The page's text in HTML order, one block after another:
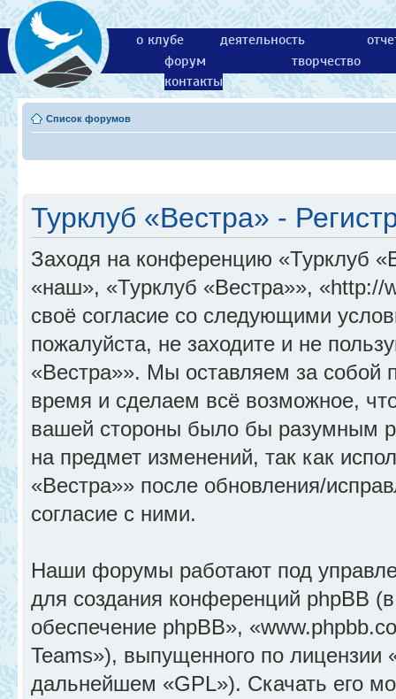
о клубе деятельность
форум
творчество
контакты
Список форумов
Турклуб «Вестра» -
Заходя на конференцию «Турклуб
«наш», «Турклуб «Вестра»»,
своё согласие со следующими
пожалуйста, не заходите и не
«Вестра»». Мы оставляем за собой
время и сделаем всё возможное,
вашей стороны было бы разумным
на предмет изменений, так как
«Вестра»» после обновления/
согласие с ними.
Наши форумы работают под
для создания конференций phpBB
обеспечение phpBB»,
Teams»), выпущенного по лицензии
дальнейшем «GPL»). Скачать его